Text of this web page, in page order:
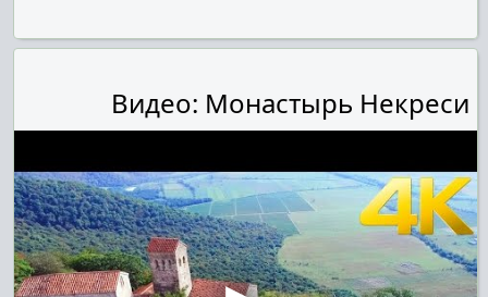
Видео: Монастырь Некреси